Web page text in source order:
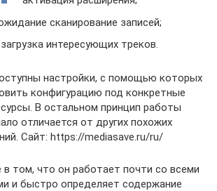
сканирование записей;
загрузка интересующих треков.
настройки, с помощью которых
конфигурацию под конкретные
В остальном принцип работы
отличается от других похожих
Сайт: https://mediasave.ru/ru/
в том, что он работает почти со всеми
и быстро определяет содержание